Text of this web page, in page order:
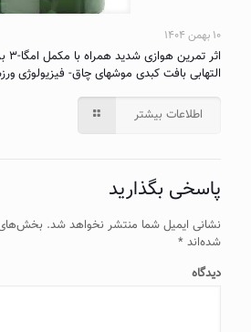
۱۰ بهمن ۱۴۰۴
التهابی بافت کبدی موشهای چاق- فیزیولوژی
اطلاعات بیشتر
پاسخی بگذارید
نشانی ایمیل شما منتشر نخواهد شد. بخش‌های
شده‌اند *
دیدگاه